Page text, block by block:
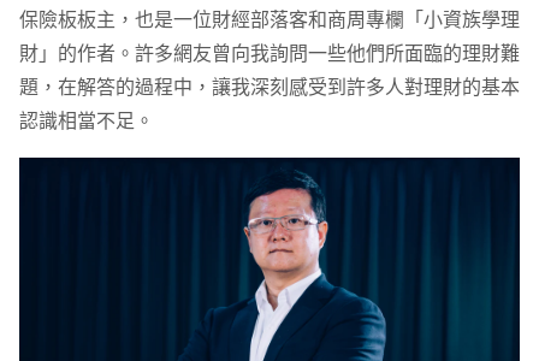
保險板板主，也是一位財經部落客和商周專欄「小資族學理
財」的作者。許多網友曾向我詢問一些他們所面臨的理財難
題，在解答的過程中，讓我深刻感受到許多人對理財的基本
認識相當不足。